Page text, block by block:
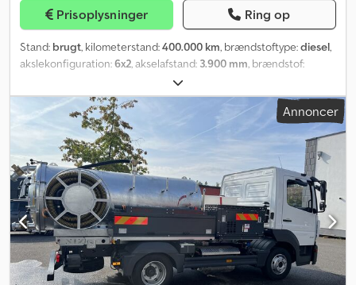
Prisoplysninger Ring op
Stand: brugt, kilometerstand:400.000 km, brændstoftype:diesel,
akslekonfiguration:6x2, akselafstand: 3.900 mm, brændstof:
, emissionsklasse:
Produktionsår:2017, Udstyr:ABS, klimaanlæg, kran, trailertræk,
MAN TGS 26.480, årgang 2017, 400.000 km, Euro 6, akselafstand
3900 mm, tredje styrende og løftbar aksel, anhængertræk.
BONFIGLIOLI 20000 XL kran med 4 udskud + 4 udskud på JIB,
Scanreco radiostyring. 3-vejs tip, 5,30 m x 2,55 m platform, sider på
60 cm, bagklap med flagfunktion. Nyt opbygning, mulighed for
Industri 4.0. Dodpfx Aoy U I Dyjh Ujck
Annoncer